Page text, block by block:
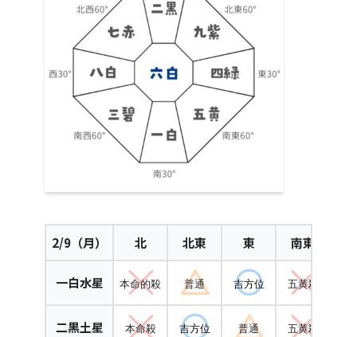
2/9（月） 北 北東 東 南東
一白水星 本命的殺 普通 吉方位 五黄殺
二黒土星 本命殺 吉方位 普通 五黄殺